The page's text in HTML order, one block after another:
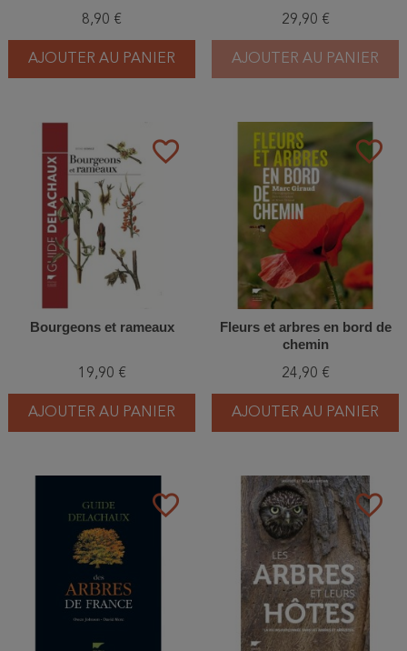
8,90 €
AJOUTER AU PANIER
29,90 €
AJOUTER AU PANIER
favorite_border
Bourgeons et rameaux
19,90 €
AJOUTER AU PANIER
favorite_border
Fleurs et arbres en bord de
chemin
24,90 €
AJOUTER AU PANIER
favorite_border favorite_border